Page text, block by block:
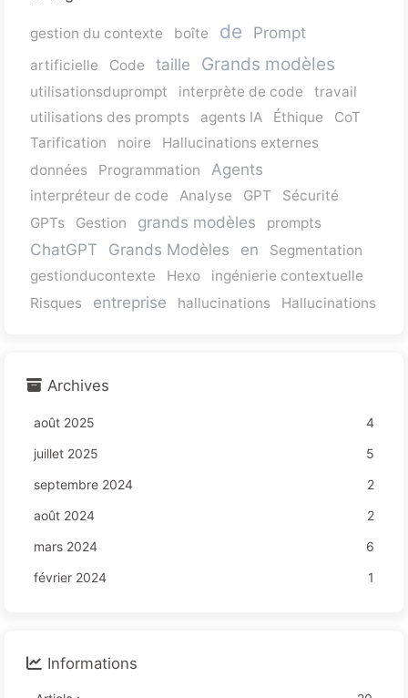
gestion du contexte boîte de Prompt
artificielle Code taille Grands modèles
utilisationsduprompt interprète de code
travail
utilisations des prompts
agents IA Éthique
CoT
Tarification
noire
Hallucinations externes
données
Programmation Agents
interpréteur de code Analyse GPT
Sécurité
GPTs
Gestion grands modèles prompts
ChatGPT Grands Modèles en
Segmentation
gestionducontexte
Hexo
ingénierie contextuelle
Risques
entreprise hallucinations Hallucinations
Archives
août 2025
4
juillet 2025
5
septembre 2024
2
août 2024
2
mars 2024
6
février 2024
1
Informations